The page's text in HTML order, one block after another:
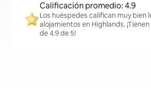
Calificación promedio: 4.9
Los huéspedes califican muy bien
alojamientos en Highlands.
de 4.9 de 5!